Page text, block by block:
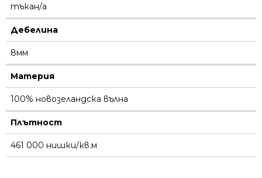
тъкан/а
Дебелина
8мм
Материя
100% новозеландска вълна
Плътност
461 000 нишки/кв.м